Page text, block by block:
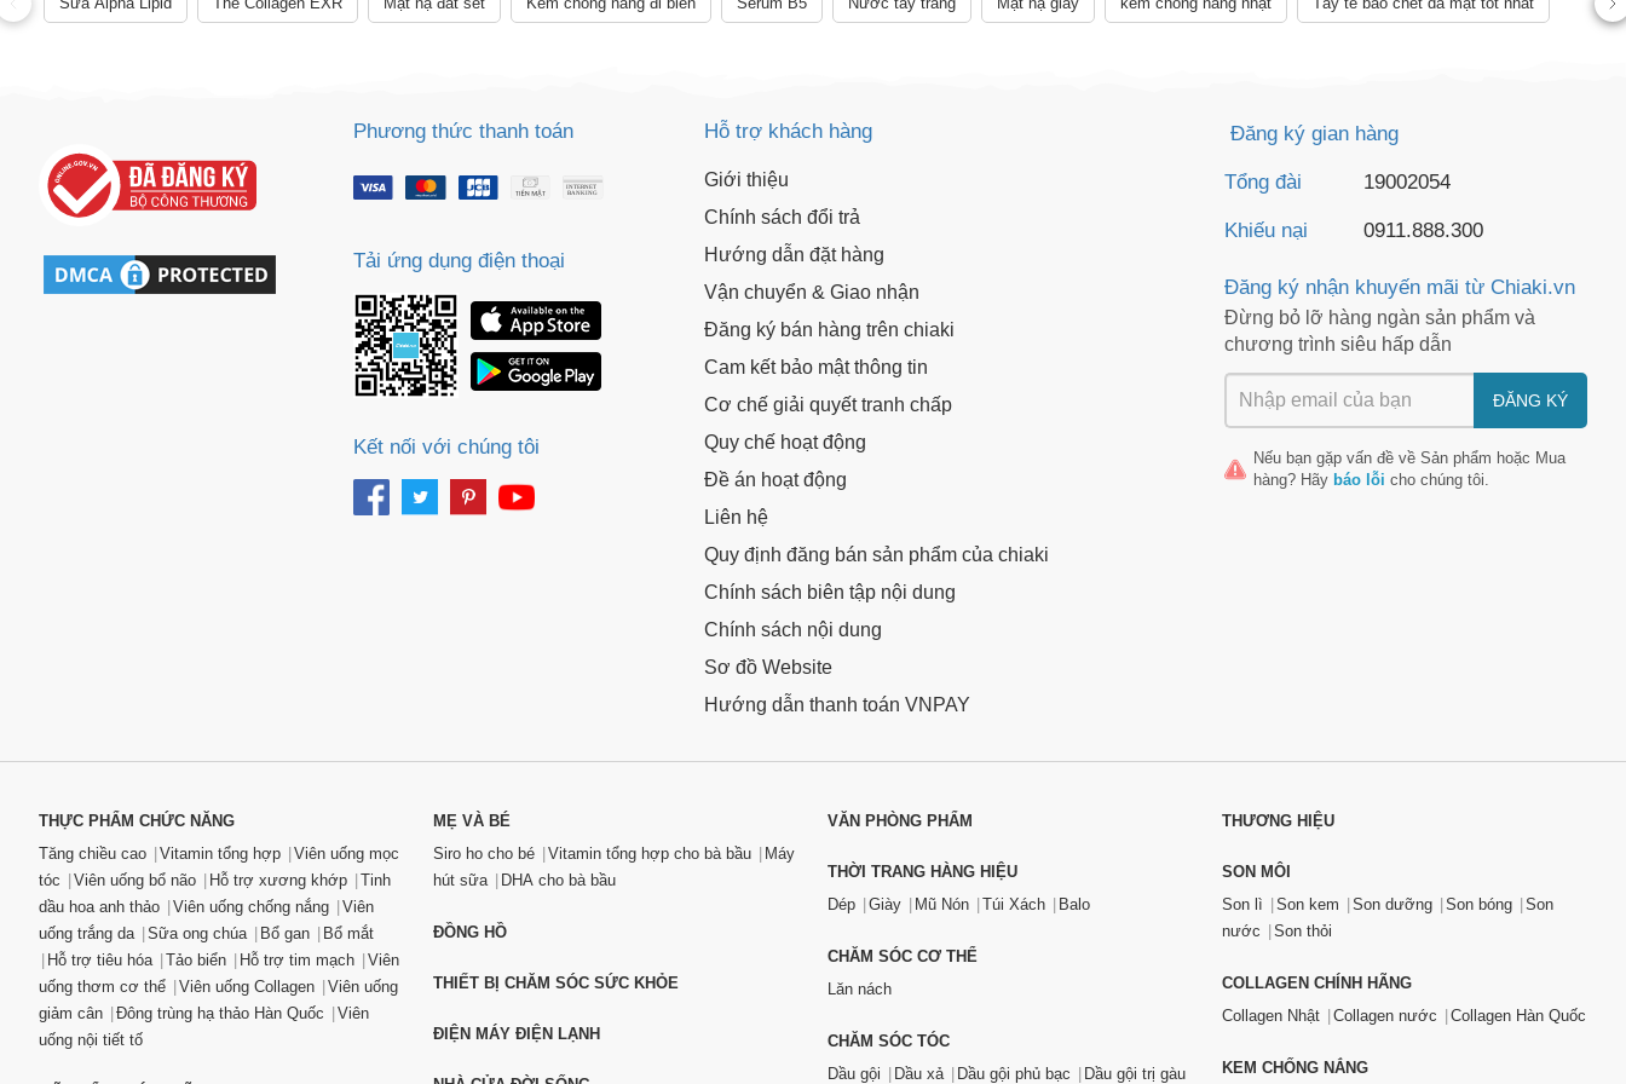
Phương thức thanh toán
Tải ứng dụng điện thoại
Kết nối với chúng tôi
Hỗ trợ khách hàng
Giới thiệu
Chính sách đổi trả
Hướng dẫn đặt hàng
Vận chuyển & Giao nhận
Đăng ký bán hàng trên chiaki
Cam kết bảo mật thông tin
Cơ chế giải quyết tranh chấp
Quy chế hoạt động
Đề án hoạt động
Liên hệ
Quy định đăng bán sản phẩm của chiaki
Chính sách biên tập nội dung
Chính sách nội dung
Sơ đồ Website
Hướng dẫn thanh toán VNPAY
Đăng ký gian hàng
Tổng đài 19002054
Khiếu nại 0911.888.300
Đăng ký nhận khuyến mãi từ Chiaki.vn
Đừng bỏ lỡ hàng ngàn sản phẩm và
chương trình siêu hấp dẫn
ĐĂNG KÝ
Nếu bạn gặp vấn đề về Sản phẩm hoặc Mua
hàng? Hãy báo lỗi cho chúng tôi.
THỰC PHẨM CHỨC NĂNG
Tăng chiều cao
Vitamin tổng hợp
Viên uống mọc
tóc
Viên uống bổ não Hỗ trợ xương khớp
Tinh
dầu hoa anh thảo
Viên uống chống nắng
Viên
uống trắng da
Sữa ong chúa Bổ gan
Bổ mắt
Hỗ trợ tiêu hóa
Tảo biển Hỗ trợ tim mạch
Viên
uống thơm cơ thể
Viên uống Collagen
Viên uống
giảm cân
Đông trùng hạ thảo Hàn Quốc
Viên
uống nội tiết tố
MẸ VÀ BÉ
Siro ho cho bé
Vitamin tổng hợp cho bà bầu
Máy
hút sữa
DHA cho bà bầu
ĐỒNG HỒ
THIẾT BỊ CHĂM SÓC SỨC KHỎE
ĐIỆN MÁY ĐIỆN LẠNH
VĂN PHÒNG PHẨM
THỜI TRANG HÀNG HIỆU
Dép
Giày Mũ Nón Túi Xách Balo
CHĂM SÓC CƠ THỂ
Lăn nách
CHĂM SÓC TÓC
Dầu gội
Dầu xả Dầu gội phủ bạc Dầu gội trị gàu
THƯƠNG HIỆU
SON MÔI
Son lì
Son kem Son dưỡng Son bóng
Son
nước
Son thỏi
COLLAGEN CHÍNH HÃNG
Collagen Nhật
Collagen nước Collagen Hàn Quốc
KEM CHỐNG NẮNG
Cách sử dụng:
TẢi APP CHIAKI NGAY
LẤY MÃ NGAY